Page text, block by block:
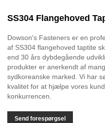
SS304 Flangehoved
Dowson's Fasteners er en
af SS304 flangehoved taptite
end 30 års dybdegående
produkter er anerkendt af
sydkoreanske marked. Vi har
kvalitet for at hjælpe vores
konkurrencen.
Send forespørgsel